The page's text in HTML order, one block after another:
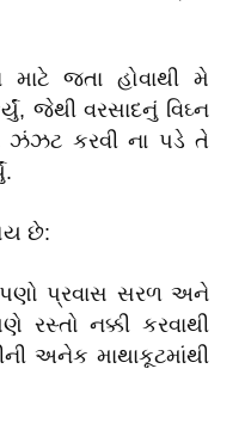
જતા હોવાથી મે
જેથી વરસાદનું વિઘ્ન
ઝંઝટ કરવી ના પડે તે
છે:
પ્રવાસ સરળ અને
નક્કી કરવાથી
અનેક માથાકૂટમાંથી